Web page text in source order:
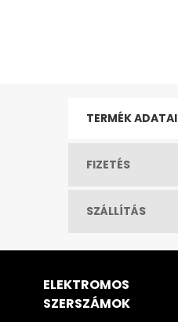
TERMÉK ADATAI
FIZETÉS
SZÁLLÍTÁS
ELEKTROMOS
SZERSZÁMOK